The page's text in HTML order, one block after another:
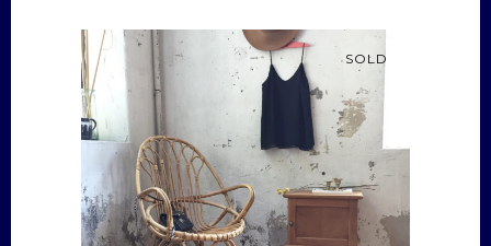
SOLD